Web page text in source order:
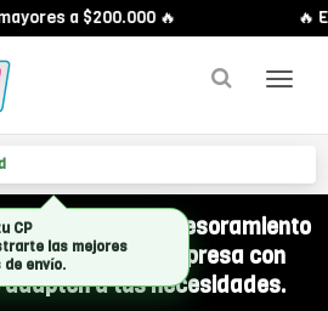
a $200.000 🔥 🔥
y recibí asesoramiento
equipar a tu empresa con
a tus necesidades.